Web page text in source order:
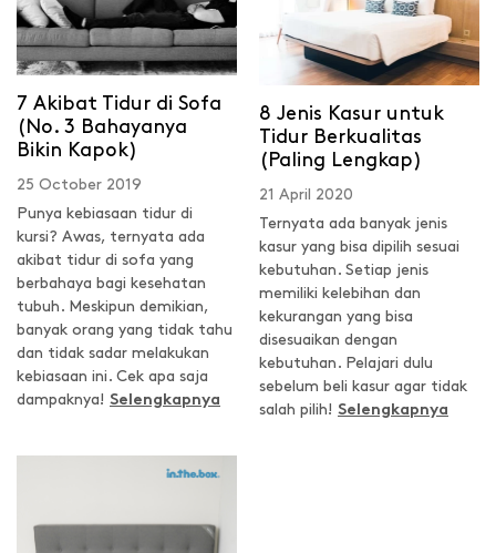
7 Akibat Tidur di Sofa
(No. 3 Bahayanya
Bikin Kapok)
25 October 2019
Punya kebiasaan tidur di
kursi? Awas, ternyata ada
akibat tidur di sofa yang
berbahaya bagi kesehatan
tubuh. Meskipun demikian,
banyak orang yang tidak tahu
dan tidak sadar melakukan
kebiasaan ini. Cek apa saja
dampaknya! Selengkapnya
8 Jenis Kasur untuk
Tidur Berkualitas
(Paling Lengkap)
21 April 2020
Ternyata ada banyak jenis
kasur yang bisa dipilih sesuai
kebutuhan. Setiap jenis
memiliki kelebihan dan
kekurangan yang bisa
disesuaikan dengan
kebutuhan. Pelajari dulu
sebelum beli kasur agar tidak
salah pilih! Selengkapnya